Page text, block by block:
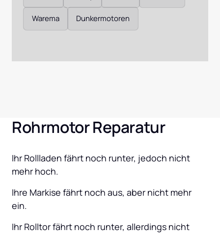
Warema Dunkermotoren
Rohrmotor Reparatur
Ihr Rollladen fährt noch runter, jedoch nicht
mehr hoch.
Ihre Markise fährt noch aus, aber nicht mehr
ein.
Ihr Rolltor fährt noch runter, allerdings nicht